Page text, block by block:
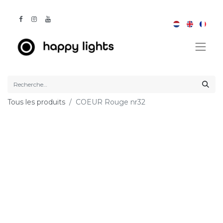
Tous les produits COEUR Rouge nr32